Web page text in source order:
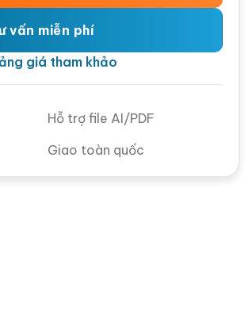
vấn miễn phí
giá tham khảo
Hỗ trợ file AI/PDF
Giao toàn quốc